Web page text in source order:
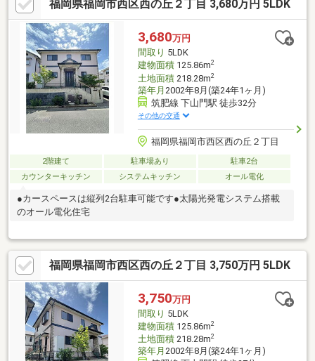
福岡県福岡市西区西の丘２丁目 3,680万円 5LDK
3,680万円
間取り 5LDK
建物面積125.86m2
土地面積218.28m2
築年月 2002年8月(築24年1ヶ月)
筑肥線 下山門駅 徒歩32分
その他の交通
福岡県福岡市西区西の丘２丁目
2階建て 駐車場あり
駐車2台
カウンターキッチン
システムキッチン オール電化
●カースペースは縦列2台駐車可能です●太陽光発電システム搭載
のオール電化住宅
福岡県福岡市西区西の丘２丁目 3,750万円 5LDK
3,750万円
間取り 5LDK
建物面積125.86m2
土地面積218.28m2
築年月 2002年8月(築24年1ヶ月)